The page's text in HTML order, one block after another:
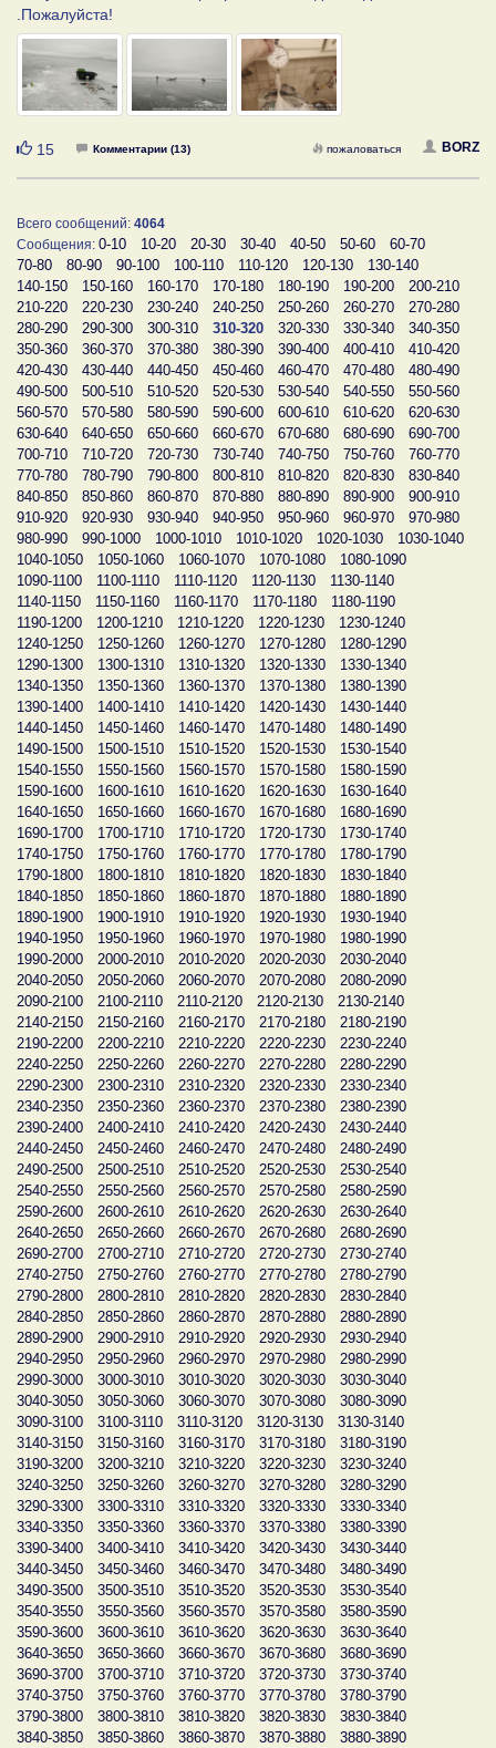
.Пожалуйста!
Нравится
15 Комментарии (13) BORZ
пожаловаться
Всего сообщений: 4064
Сообщения: 0-10 10-20 20-30 30-40 40-50 50-60
60-70
70-80
80-90 90-100 100-110 110-120 120-130
130-140
140-150
150-160 160-170 170-180 180-190 190-200
200-210
210-220
220-230 230-240 240-250 250-260 260-270
270-280
280-290
290-300 300-310 310-320 320-330 330-340
340-350
350-360
360-370 370-380 380-390 390-400 400-410
410-420
420-430
430-440 440-450 450-460 460-470 470-480
480-490
490-500
500-510 510-520 520-530 530-540 540-550
550-560
560-570
570-580 580-590 590-600 600-610 610-620
620-630
630-640
640-650 650-660 660-670 670-680 680-690
690-700
700-710
710-720 720-730 730-740 740-750 750-760
760-770
770-780
780-790 790-800 800-810 810-820 820-830
830-840
840-850
850-860 860-870 870-880 880-890 890-900
900-910
910-920
920-930 930-940 940-950 950-960 960-970
970-980
980-990
990-1000 1000-1010 1010-1020 1020-1030
1030-1040
1040-1050
1050-1060 1060-1070 1070-1080
1080-1090
1090-1100
1100-1110 1110-1120 1120-1130
1130-1140
1140-1150
1150-1160 1160-1170 1170-1180
1180-1190
1190-1200
1200-1210 1210-1220 1220-1230
1230-1240
1240-1250
1250-1260 1260-1270 1270-1280
1280-1290
1290-1300
1300-1310 1310-1320 1320-1330
1330-1340
1340-1350
1350-1360 1360-1370 1370-1380
1380-1390
1390-1400
1400-1410 1410-1420 1420-1430
1430-1440
1440-1450
1450-1460 1460-1470 1470-1480
1480-1490
1490-1500
1500-1510 1510-1520 1520-1530
1530-1540
1540-1550
1550-1560 1560-1570 1570-1580
1580-1590
1590-1600
1600-1610 1610-1620 1620-1630
1630-1640
1640-1650
1650-1660 1660-1670 1670-1680
1680-1690
1690-1700
1700-1710 1710-1720 1720-1730
1730-1740
1740-1750
1750-1760 1760-1770 1770-1780
1780-1790
1790-1800
1800-1810 1810-1820 1820-1830
1830-1840
1840-1850
1850-1860 1860-1870 1870-1880
1880-1890
1890-1900
1900-1910 1910-1920 1920-1930
1930-1940
1940-1950
1950-1960 1960-1970 1970-1980
1980-1990
1990-2000
2000-2010 2010-2020 2020-2030
2030-2040
2040-2050
2050-2060 2060-2070 2070-2080
2080-2090
2090-2100
2100-2110 2110-2120 2120-2130
2130-2140
2140-2150
2150-2160 2160-2170 2170-2180
2180-2190
2190-2200
2200-2210 2210-2220 2220-2230
2230-2240
2240-2250
2250-2260 2260-2270 2270-2280
2280-2290
2290-2300
2300-2310 2310-2320 2320-2330
2330-2340
2340-2350
2350-2360 2360-2370 2370-2380
2380-2390
2390-2400
2400-2410 2410-2420 2420-2430
2430-2440
2440-2450
2450-2460 2460-2470 2470-2480
2480-2490
2490-2500
2500-2510 2510-2520 2520-2530
2530-2540
2540-2550
2550-2560 2560-2570 2570-2580
2580-2590
2590-2600
2600-2610 2610-2620 2620-2630
2630-2640
2640-2650
2650-2660 2660-2670 2670-2680
2680-2690
2690-2700
2700-2710 2710-2720 2720-2730
2730-2740
2740-2750
2750-2760 2760-2770 2770-2780
2780-2790
2790-2800
2800-2810 2810-2820 2820-2830
2830-2840
2840-2850
2850-2860 2860-2870 2870-2880
2880-2890
2890-2900
2900-2910 2910-2920 2920-2930
2930-2940
2940-2950
2950-2960 2960-2970 2970-2980
2980-2990
2990-3000
3000-3010 3010-3020 3020-3030
3030-3040
3040-3050
3050-3060 3060-3070 3070-3080
3080-3090
3090-3100
3100-3110 3110-3120 3120-3130
3130-3140
3140-3150
3150-3160 3160-3170 3170-3180
3180-3190
3190-3200
3200-3210 3210-3220 3220-3230
3230-3240
3240-3250
3250-3260 3260-3270 3270-3280
3280-3290
3290-3300
3300-3310 3310-3320 3320-3330
3330-3340
3340-3350
3350-3360 3360-3370 3370-3380
3380-3390
3390-3400
3400-3410 3410-3420 3420-3430
3430-3440
3440-3450
3450-3460 3460-3470 3470-3480
3480-3490
3490-3500
3500-3510 3510-3520 3520-3530
3530-3540
3540-3550
3550-3560 3560-3570 3570-3580
3580-3590
3590-3600
3600-3610 3610-3620 3620-3630
3630-3640
3640-3650
3650-3660 3660-3670 3670-3680
3680-3690
3690-3700
3700-3710 3710-3720 3720-3730
3730-3740
3740-3750
3750-3760 3760-3770 3770-3780
3780-3790
3790-3800
3800-3810 3810-3820 3820-3830
3830-3840
3840-3850
3850-3860 3860-3870 3870-3880
3880-3890